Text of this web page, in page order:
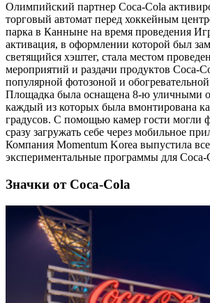
Олимпийский партнер Coca-Cola
торговый автомат перед хоккейным
парка в Канныне на время проведения
активация, в оформлении которой был
светящийся хэштег, стала местом
мероприятий и раздачи продуктов Coca-
популярной фотозоной и
Площадка была оснащена 8-ю уличными
каждый из которых была вмонтирована
градусов. С помощью камер гости могли
сразу загружать себе через мобильное
Компания Momentum Korea выпустила все
экспериментальные программы для
Значки от Coca-Cola